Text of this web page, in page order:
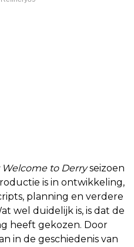
Welcome to Derryseizoen
is in ontwikkeling,
planning en verdere
wel duidelijk is, is dat de
heeft gekozen. Door
in de geschiedenis van